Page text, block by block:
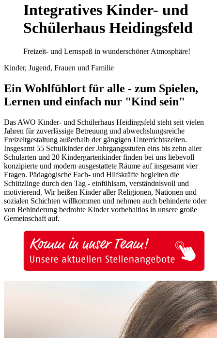
Integratives Kinder- und
Schülerhaus Heidingsfeld
Freizeit- und Lernspaß in wunderschöner Atmosphäre!
Kinder, Jugend, Frauen und Familie
Ein Wohlfühlort für alle - zum Spielen,
Lernen und einfach nur "Kind sein"
Das AWO Kinder- und Schülerhaus Heidingsfeld steht seit vielen
Jahren für zuverlässige Betreuung und abwechslungsreiche
Freizeitgestaltung außerhalb der gängigen Unterrichtszeiten.
Insgesamt 55 Schulkinder der Jahrgangsstufen eins bis zehn aller
Schularten und 20 Kindergartenkinder finden bei uns liebevoll
konzipierte und modern ausgestattete Räume auf insgesamt vier
Etagen. Pädagogische Fach- und Hilfskräfte begleiten die
Schützlinge durch den Tag - einfühlsam, verständnisvoll und
motivierend. Wir heißen Kinder aller Religionen, Nationen und
sozialen Schichten willkommen und nehmen auch behinderte oder
von Behinderung bedrohte Kinder vorbehaltlos in unsere große
Gemeinschaft auf.